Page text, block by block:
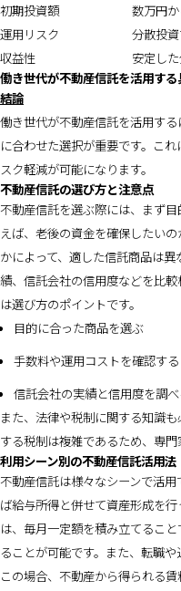
初期投資額
数万円
運用リスク
分散投
収益性
安定し
働き世代が不動産信託を活用する
結論
働き世代が不動産信託を活用す
に合わせた選択が重要です。こ
スク軽減が可能になります。
不動産信託の選び方と注意点
不動産信託を選ぶ際には、まず
えば、老後の資金を確保したい
かによって、適した信託商品は
績、信託会社の信用度などを比
は選び方のポイントです。
目的に合った商品を選ぶ
手数料や運用コストを確認する
信託会社の実績と信用度を調
また、法律や税制に関する知識
する税制は複雑であるため、専門
利用シーン別の不動産信託活用法
不動産信託は様々なシーンで活
ば給与所得と併せて資産形成を
は、毎月一定額を積み立てるこ
ることが可能です。また、転職や
この場合、不動産から得られる賃